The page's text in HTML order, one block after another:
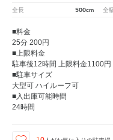
全長 500cm 全
■料金
25分 200円
■上限料金
駐車後12時間 上限料金1100円
■駐車サイズ
大型可 ハイルーフ可
■入出庫可能時間
24時間